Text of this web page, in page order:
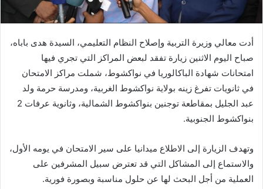
أدت معالي وزيرة التربية وإصلاح النظام التعليمي، السيدة هدى باباه،
صباح اليوم الاثنين زيارة تفقد لبعض المراكز التي تجري فيها
امتحانات شهادة الباكالوريا في نواكشوط، شملت مراكز الامتحان
في ثانويات تفرغ زينه بولاية نواكشوط الغربية، ومدرسة حرمة ولد
عبد الجليل بمقاطعة توجنين بنواكشوط الشمالية، وثانوية عرفات 2
بنواكشوط الجنوبية.
وتهدف الزيارة إلى الاطلاع ميدانيا على سير الامتحان في يومه الأول،
والاستماع إلى المشاكل التي قد تعترض سبيل المشرفين على
العملية من أجل البحث لها عن حلول مناسبة وبصورة فورية.